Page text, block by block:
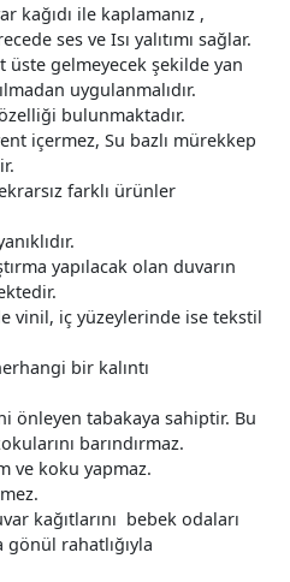
kağıdı ile kaplamanız ,
ses ve Isı yalıtımı sağlar.
üste gelmeyecek şekilde yan
uygulanmalıdır.
bulunmaktadır.
içermez, Su bazlı mürekkep
farklı ürünler
yapılacak olan duvarın
vinil, iç yüzeylerinde ise tekstil
bir kalıntı
önleyen tabakaya sahiptir. Bu
barındırmaz.
ve koku yapmaz.
kağıtlarını bebek odaları
rahatlığıyla